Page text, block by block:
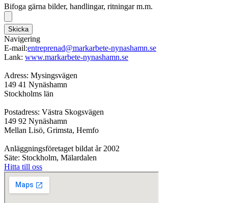
Bifoga gärna bilder, handlingar, ritningar m.m.
Skicka
Navigering
E-mail:entreprenad@markarbete-nynashamn.se
Lank: www.markarbete-nynashamn.se
Adress: Mysingsvägen
149 41 Nynäshamn
Stockholms län
Postadress: Västra Skogsvägen
149 92 Nynäshamn
Mellan Lisö, Grimsta, Hemfo
Anläggningsföretaget bildat år 2002
Säte: Stockholm, Mälardalen
Hitta till oss